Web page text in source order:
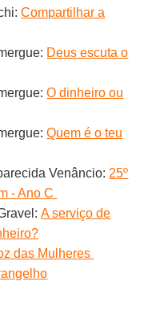
Compartilhar a
Deus escuta o
O dinheiro ou
Quem é o teu
Venâncio: 25º
- Ano C
A serviço de
das Mulheres